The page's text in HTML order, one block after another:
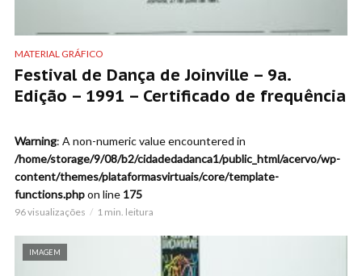
MATERIAL GRÁFICO
Festival de Dança de Joinville – 9a.
Edição – 1991 – Certificado de frequência
Warning: A non-numeric value encountered in
/home/storage/9/08/b2/cidadedadanca1/public_html/acervo/wp-
content/themes/plataformasvirtuais/core/template-
functions.phpon line 175
96 visualizações 1 min. leitura
IMAGEM